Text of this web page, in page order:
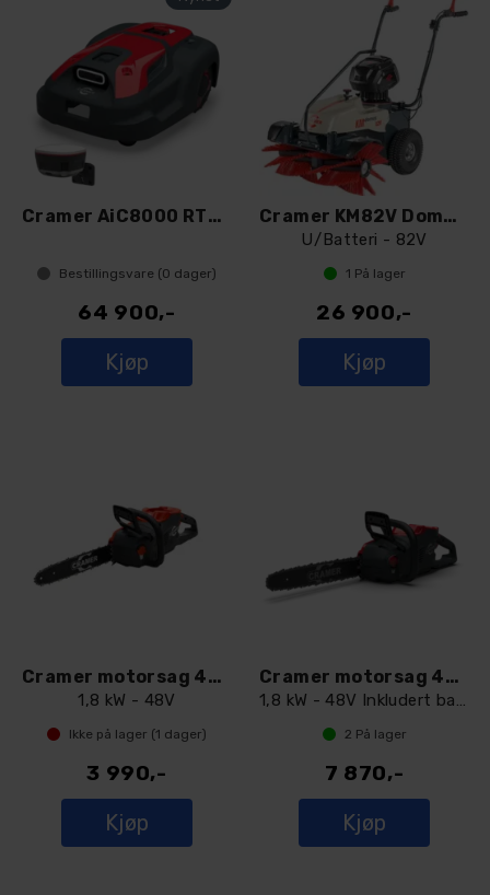
Cramer AiC8000 RTK robotklipper med RA10
Bestillingsvare (0 dager)
64 900,-
Kjøp
Cramer KM82V Domus Feiemaskin
U/Batteri - 82V
1 På lager
26 900,-
Kjøp
Cramer motorsag 48CS18
1,8 kW - 48V
Ikke på lager (1 dager)
3 990,-
Kjøp
Cramer motorsag 48CS18
1,8 kW - 48V Inkludert batteri og lader
2 På lager
7 870,-
Kjøp